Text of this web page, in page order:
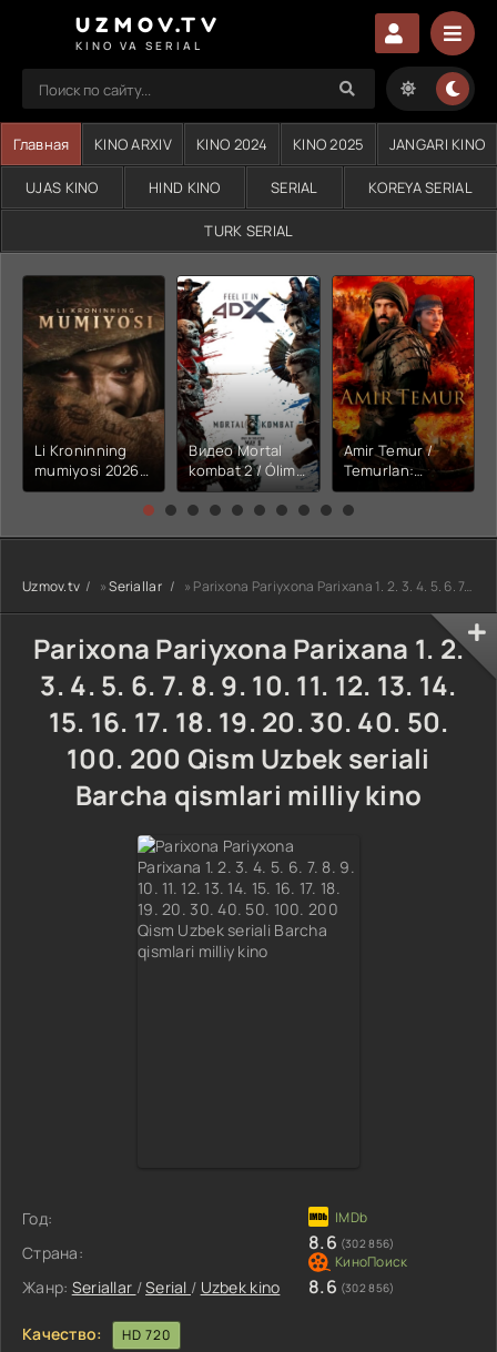
UZMOV.TV
KINO VA SERIAL
Главная KINO ARXIV KINO 2024 KINO 2025 JANGARI KINO
UJAS KINO HIND KINO SERIAL KOREYA SERIAL
TURK SERIAL
Li Kroninning
mumiyosi 2026
(uzbek tilida
kino) tarjima HD
Видео Mortal
kombat 2 / Ólim
jangi 2 (2026)
Uzbek tilida
Amir Temur /
Temurlan:
Fathchining
yuksalishi
tarjima kino Full
HD tas-ix
Uzmov.tv »Seriallar » Parixona Pariyxona Parixana 1. 2. 3. 4. 5. 6. 7. 8. 9. 10. 11. 12. 13. 14. 15. 16. 17. 18. 19. 20. 30. 40. 50. 100. 200 Qism Uzbek seriali Barcha qismlari milliy kino
Parixona Pariyxona Parixana 1. 2.
3. 4. 5. 6. 7. 8. 9. 10. 11. 12. 13. 14.
15. 16. 17. 18. 19. 20. 30. 40. 50.
100. 200 Qism Uzbek seriali
Barcha qismlari milliy kino
Год:
Страна:
Жанр: Seriallar /Serial / Uzbek kino
8.6 (302 856)
8.6 (302 856)
Качество: HD 720